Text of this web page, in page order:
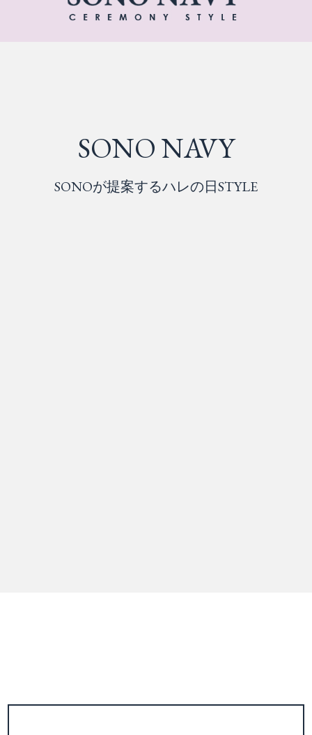
SONO NAVY
SONOが提案するハレの日STYLE